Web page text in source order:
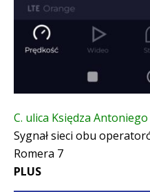
C. ulica Księdza
Sygnał sieci obu
Romera 7
PLUS